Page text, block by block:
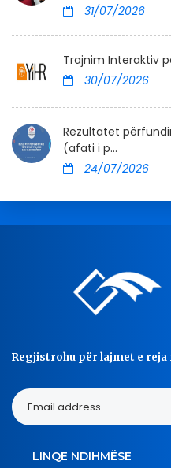
31/07/2026
Trajnim Interaktiv
30/07/2026
Rezultatet
(afati i p...
24/07/2026
Regjistrohu për lajmet e reja
LINQE NDIHMËSE